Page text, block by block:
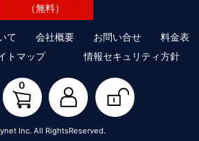
（無料）
て 会社概要 お問い合せ
料金表
トマップ 情報セキュリティ方針
0
Inc. All RightsReserved.